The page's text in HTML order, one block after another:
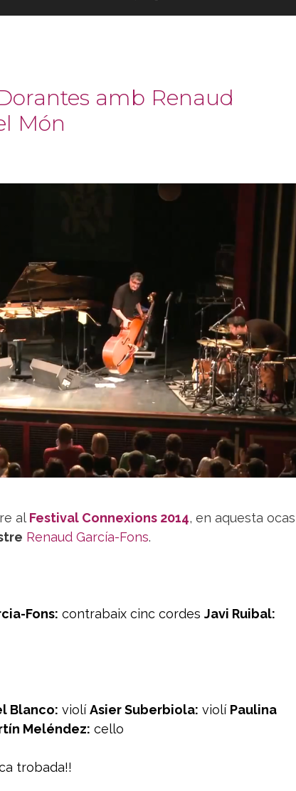
amb Renaud
Món
alFestival Connexions 2014, en aquesta
Renaud García-Fons.
Fons: contrabaix cinc cordes Javi Ruibal:
Blanco: violíAsier Suberbiola: violí Paulina
Meléndez: cello
trobada!!